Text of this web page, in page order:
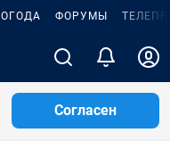
ФОРУМЫ
Согласен